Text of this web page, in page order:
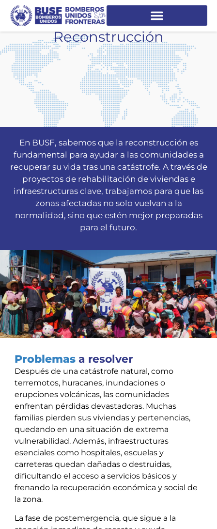
Reconstrucción
En BUSF, sabemos que la reconstrucción es
fundamental para ayudar a las comunidades a
recuperar su vida tras una catástrofe. A través de
proyectos de rehabilitación de viviendas e
infraestructuras clave, trabajamos para que las
zonas afectadas no solo vuelvan a la
normalidad, sino que estén mejor preparadas
para el futuro.
Problemas a resolver
Después de una catástrofe natural, como
terremotos, huracanes, inundaciones o
erupciones volcánicas, las comunidades
enfrentan pérdidas devastadoras. Muchas
familias pierden sus viviendas y pertenencias,
quedando en una situación de extrema
vulnerabilidad. Además, infraestructuras
esenciales como hospitales, escuelas y
carreteras quedan dañadas o destruidas,
dificultando el acceso a servicios básicos y
frenando la recuperación económica y social de
la zona.
La fase de postemergencia, que sigue a la